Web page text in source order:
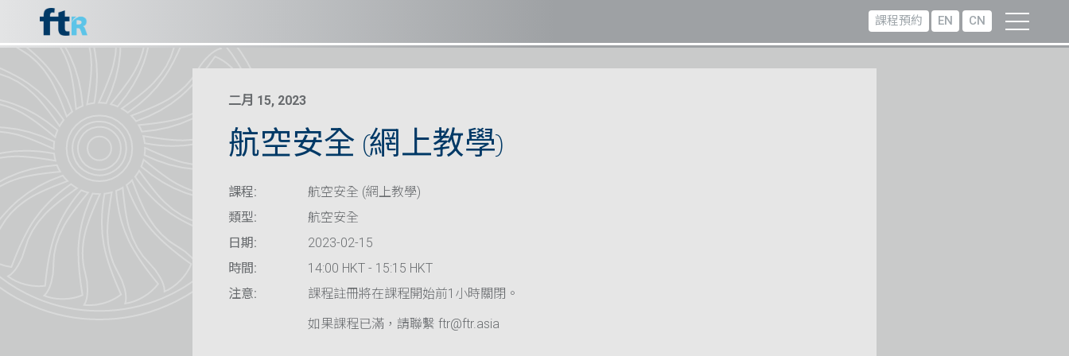
課程預約 EN CN
二月 15, 2023
航空安全 (網上教學)
課程:
航空安全 (網上教學)
類型:
航空安全
日期:
2023-02-15
時間:
14:00 HKT - 15:15 HKT
注意:
課程註冊將在課程開始前1小時關閉。
如果課程已滿，請聯繫 ftr@ftr.asia